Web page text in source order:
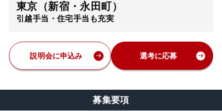
東京（新宿・永田町）
引越手当・住宅手当も充実
説明会に申込み 選考に応募
募集要項
弁護士・税理士